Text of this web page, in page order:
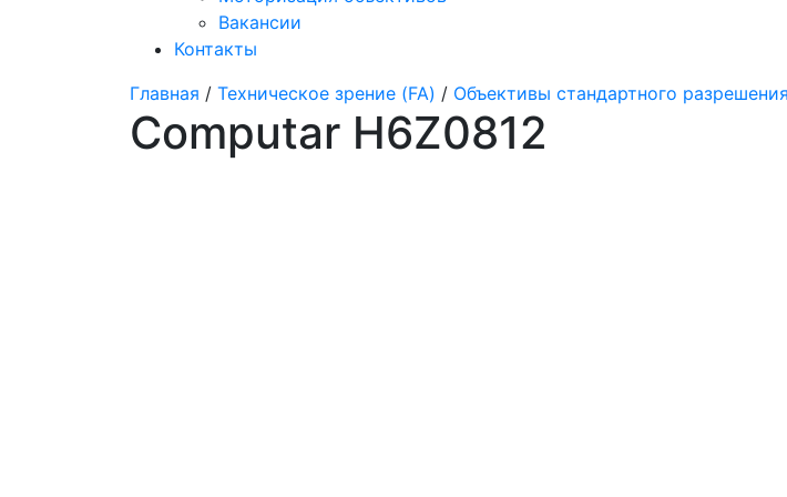
Вакансии
Контакты
Главная / Техническое зрение (FA) / Объективы стандартного разрешения
Computar H6Z0812